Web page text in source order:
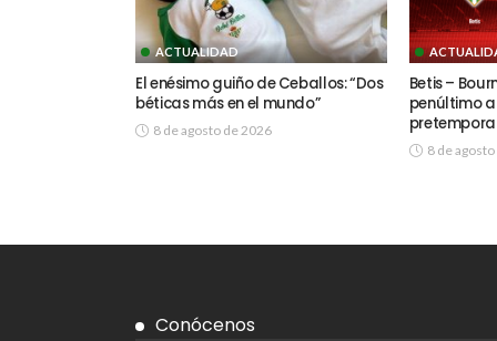
ACTUALIDAD
El enésimo guiño de Ceballos: “Dos
béticas más en el mundo”
8 de agosto de 2026
Betis –
penúltimo
8 de
Conócenos